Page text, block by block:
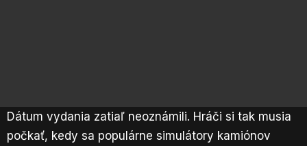
Dátum vydania zatiaľ neoznámili. Hráči si tak musia
počkať, kedy sa populárne simulátory kamiónov